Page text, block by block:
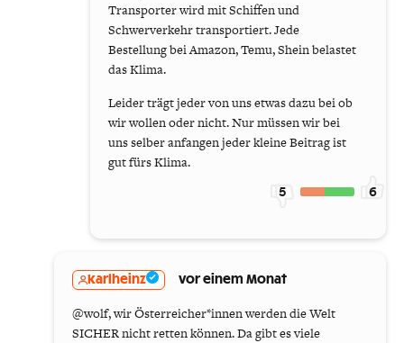
Transporter wird mit Schiffen und
Schwerverkehr transportiert. Jede
Bestellung bei Amazon, Temu, Shein belastet
das Klima.
Leider trägt jeder von uns etwas dazu bei ob
wir wollen oder nicht. Nur müssen wir bei
uns selber anfangen jeder kleine Beitrag ist
gut fürs Klima.
5 6
karlheinz vor einem Monat
@wolf, wir Österreicher*innen werden die Welt
SICHER nicht retten können. Da gibt es viele